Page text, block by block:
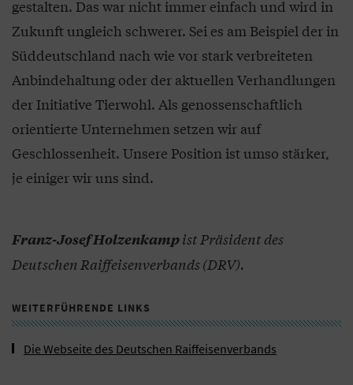
gestalten. Das war nicht immer einfach und wird in
Zukunft ungleich schwerer. Sei es am Beispiel der in
Süddeutschland nach wie vor stark verbreiteten
Anbindehaltung oder der aktuellen Verhandlungen
der Initiative Tierwohl. Als genossenschaftlich
orientierte Unternehmen setzen wir auf
Geschlossenheit. Unsere Position ist umso stärker,
je einiger wir uns sind.
Franz-Josef Holzenkampist Präsident des
Deutschen Raiffeisenverbands (DRV).
WEITERFÜHRENDE LINKS
Die Webseite des Deutschen Raiffeisenverbands